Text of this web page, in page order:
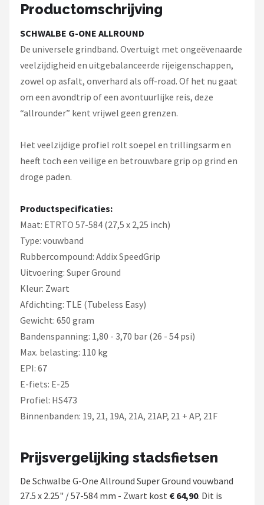
Productomschrijving
SCHWALBE G-ONE ALLROUND
De universele grindband. Overtuigt met ongeëvenaarde
veelzijdigheid en uitgebalanceerde rijeigenschappen,
zowel op asfalt, onverhard als off-road. Of het nu gaat
om een ​​avondtrip of een avontuurlijke reis, deze
“allrounder” kent vrijwel geen grenzen.
Het veelzijdige profiel rolt soepel en trillingsarm en
heeft toch een veilige en betrouwbare grip op grind en
droge paden.
Productspecificaties:
Maat: ETRTO 57-584 (27,5 x 2,25 inch)
Type: vouwband
Rubbercompound: Addix SpeedGrip
Uitvoering: Super Ground
Kleur: Zwart
Afdichting: TLE (Tubeless Easy)
Gewicht: 650 gram
Bandenspanning: 1,80 - 3,70 bar (26 - 54 psi)
Max. belasting: 110 kg
EPI: 67
E-fiets: E-25
Profiel: HS473
Binnenbanden: 19, 21, 19A, 21A, 21AP, 21 + AP, 21F
Prijsvergelijking stadsfietsen
De Schwalbe G-One Allround Super Ground vouwband
27.5 x 2.25" / 57-584 mm - Zwart kost € 64,90. Dit is